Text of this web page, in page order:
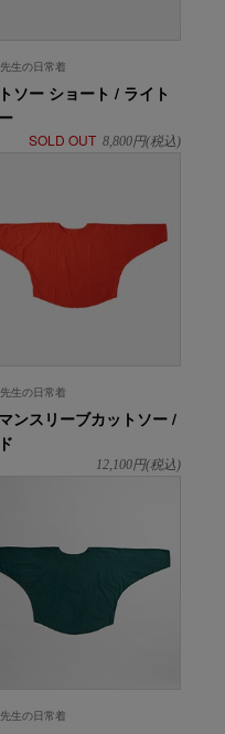
生の日常着
ソー ショート / ライト
SOLD OUT 8,800円(税込)
生の日常着
ンスリーブカットソー /
12,100円(税込)
生の日常着